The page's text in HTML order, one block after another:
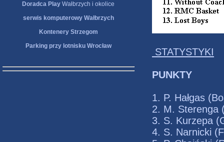
Doradca Play Wałbrzych i okolice
serwis komputerowy Wałbrzych
Kontenery Strzegom
Parking przy lotnisku Wrocław
STATYSTYKI
PUNKTY
1. P.
2. M.
3. S.
4. S.